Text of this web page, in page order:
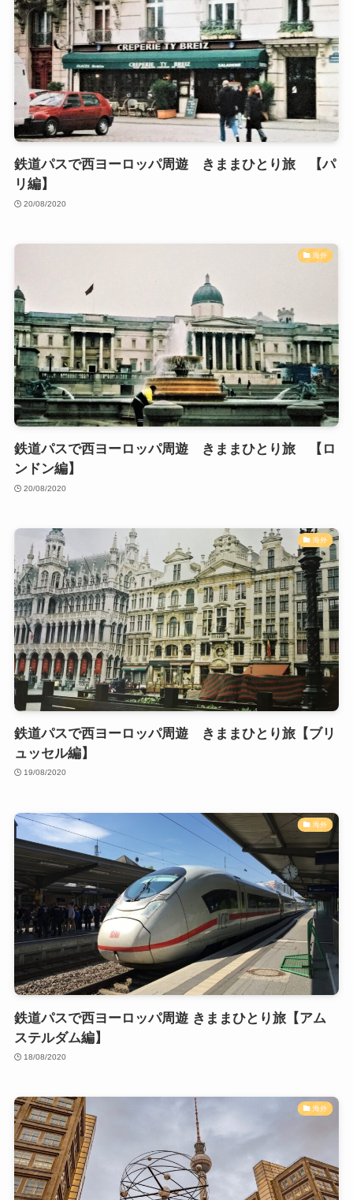
鉄道パスで西ヨーロッパ周遊 きままひとり旅 【パ
リ編】
20/08/2020
海外
鉄道パスで西ヨーロッパ周遊 きままひとり旅 【ロ
ンドン編】
20/08/2020
海外
鉄道パスで西ヨーロッパ周遊 きままひとり旅【ブリ
ュッセル編】
19/08/2020
海外
鉄道パスで西ヨーロッパ周遊 きままひとり旅【アム
ステルダム編】
18/08/2020
海外